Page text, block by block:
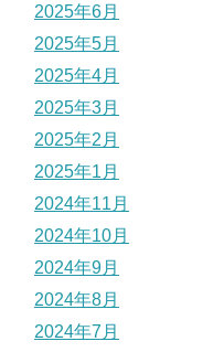
2025年6月
2025年5月
2025年4月
2025年3月
2025年2月
2025年1月
2024年11月
2024年10月
2024年9月
2024年8月
2024年7月